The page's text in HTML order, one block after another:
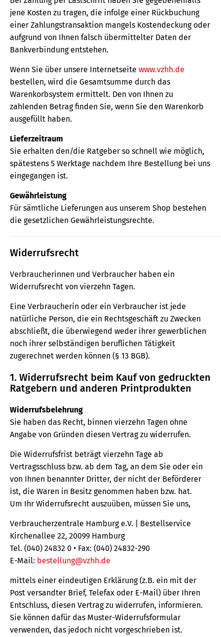
jene Kosten zu tragen, die infolge einer Rückbuchung
einer Zahlungstransaktion mangels Kostendeckung oder
aufgrund von Ihnen falsch übermittelter Daten der
Bankverbindung entstehen.
Wenn Sie über unsere Internetseite www.vzhh.de
bestellen, wird die Gesamtsumme durch das
Warenkorbsystem ermittelt. Den von Ihnen zu
zahlenden Betrag finden Sie, wenn Sie den Warenkorb
ausgefüllt haben.
Lieferzeitraum
Sie erhalten den/die Ratgeber so schnell wie möglich,
spätestens 5 Werktage nachdem Ihre Bestellung bei uns
eingegangen ist.
Gewährleistung
Für sämtliche Lieferungen aus unserem Shop bestehen
die gesetzlichen Gewährleistungsrechte.
Widerrufsrecht
Verbraucherinnen und Verbraucher haben ein
Widerrufsrecht von vierzehn Tagen.
Eine Verbraucherin oder ein Verbraucher ist jede
natürliche Person, die ein Rechtsgeschäft zu Zwecken
abschließt, die überwiegend weder ihrer gewerblichen
noch ihrer selbständigen beruflichen Tätigkeit
zugerechnet werden können (§ 13 BGB).
1. Widerrufsrecht beim Kauf von gedruckten
Ratgebern und anderen Printprodukten
Widerrufsbelehrung
Sie haben das Recht, binnen vierzehn Tagen ohne
Angabe von Gründen diesen Vertrag zu widerrufen.
Die Widerrufsfrist beträgt vierzehn Tage ab
Vertragsschluss bzw. ab dem Tag, an dem Sie oder ein
von Ihnen benannter Dritter, der nicht der Beförderer
ist, die Waren in Besitz genommen haben bzw. hat.
Um Ihr Widerrufsrecht auszuüben, müssen Sie uns,
Verbraucherzentrale Hamburg e.V. | Bestellservice
Kirchenallee 22, 20099 Hamburg
Tel. (040) 24832 0 • Fax: (040) 24832-290
E-Mail: bestellung@vzhh.de
mittels einer eindeutigen Erklärung (z.B. ein mit der
Post versandter Brief, Telefax oder E-Mail) über Ihren
Entschluss, diesen Vertrag zu widerrufen, informieren.
Sie können dafür das Muster-Widerrufsformular
verwenden, das jedoch nicht vorgeschrieben ist.